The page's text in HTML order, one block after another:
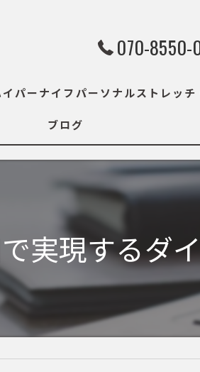
070-8550-
イパーナイフ パーソナルストレッチ
ブログ
実現するダ